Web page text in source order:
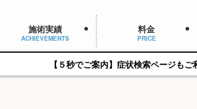
施術実績
ACHIEVEMENTS
料金
PRICE
【５秒でご案内】症状検索ページも